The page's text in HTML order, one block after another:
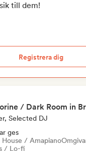
till dem!
Registrera dig
/ Dark Room in
Selected DJ
ges
/ Amapiano
/ Lo-fi